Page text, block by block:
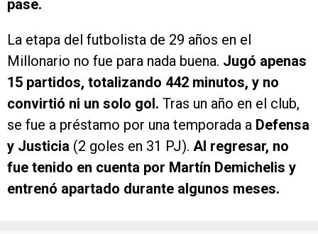
pase.
La etapa del futbolista de 29 años en el
Millonario no fue para nada buena. Jugó apenas
15 partidos, totalizando 442 minutos, y no
convirtió ni un solo gol. Tras un año en el club,
se fue a préstamo por una temporada a Defensa
y Justicia (2 goles en 31 PJ). Al regresar, no
fue tenido en cuenta por Martín Demichelis y
entrenó apartado durante algunos meses.